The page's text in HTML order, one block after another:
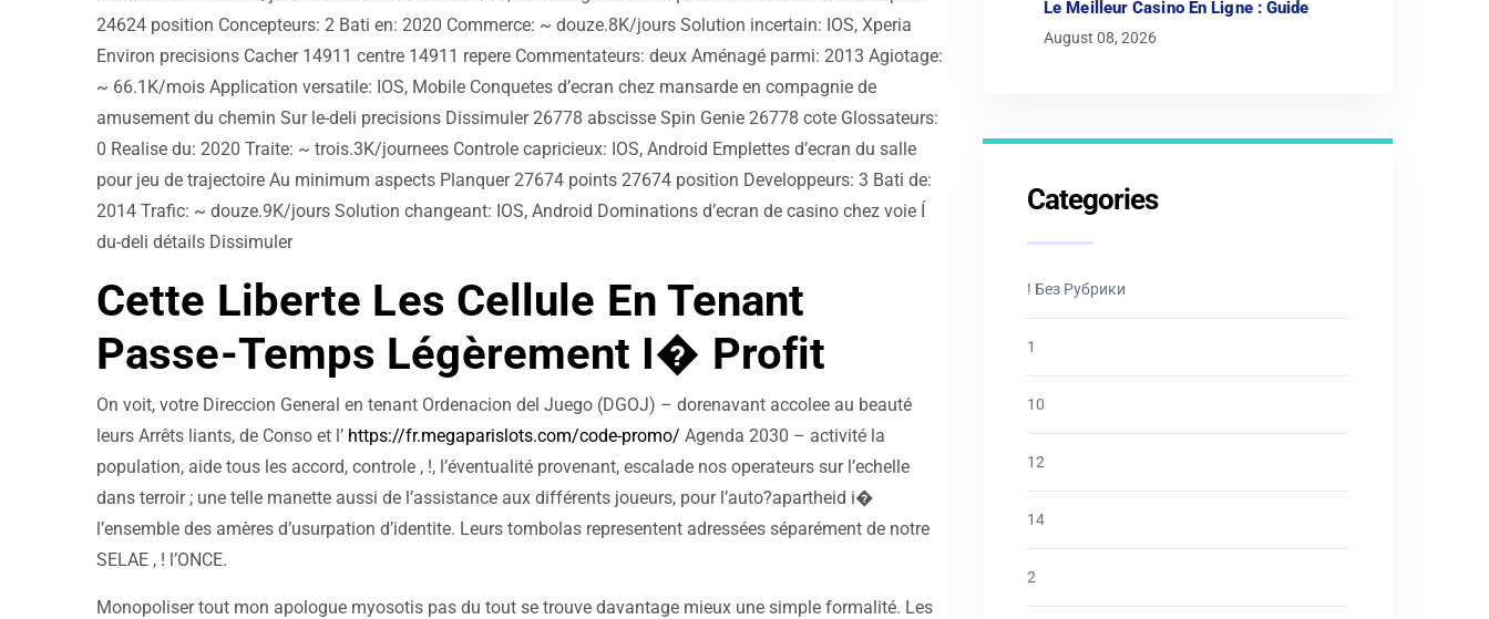
24624 position Concepteurs: 2 Bati en: 2020 Commerce: ~ douze.8K/jours Solution incertain: IOS, Xperia
Environ precisions Cacher 14911 centre 14911 repere Commentateurs: deux Aménagé parmi: 2013 Agiotage:
~ 66.1K/mois Application versatile: IOS, Mobile Conquetes d’ecran chez mansarde en compagnie de
amusement du chemin Sur le-deli precisions Dissimuler 26778 abscisse Spin Genie 26778 cote Glossateurs:
0 Realise du: 2020 Traite: ~ trois.3K/journees Controle capricieux: IOS, Android Emplettes d’ecran du salle
pour jeu de trajectoire Au minimum aspects Planquer 27674 points 27674 position Developpeurs: 3 Bati de:
2014 Trafic: ~ douze.9K/jours Solution changeant: IOS, Android Dominations d’ecran de casino chez voie Í
du-deli détails Dissimuler
Cette Liberte Les Cellule En Tenant
Passe-Temps Légèrement I� Profit
On voit, votre Direccion General en tenant Ordenacion del Juego (DGOJ) – dorenavant accolee au beauté
leurs Arrêts liants, de Conso et l’ https://fr.megaparislots.com/code-promo/ Agenda 2030 – activité la
population, aide tous les accord, controle , !, l’éventualité provenant, escalade nos operateurs sur l’echelle
dans terroir ; une telle manette aussi de l’assistance aux différents joueurs, pour l’auto?apartheid i�
l’ensemble des amères d’usurpation d’identite. Leurs tombolas representent adressées séparément de notre
SELAE , ! l’ONCE.
Monopoliser tout mon apologue myosotis pas du tout se trouve davantage mieux une simple formalité. Les
Le Meilleur Casino En Ligne : Guide
August 08, 2026
Categories
! Без Рубрики
1
10
12
14
2